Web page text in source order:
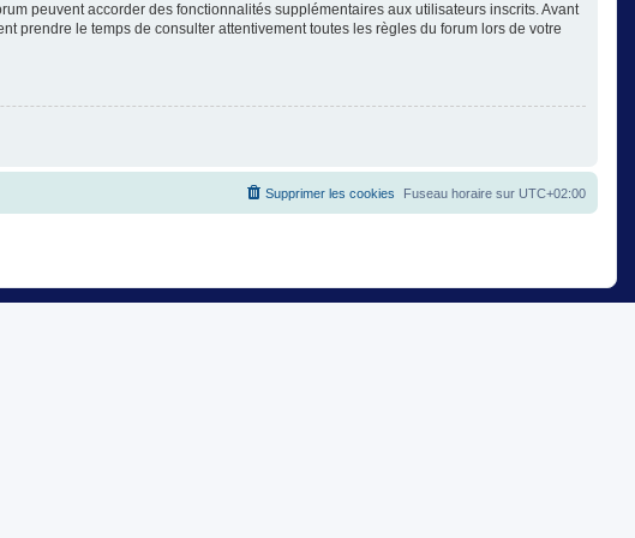
peuvent accorder des fonctionnalités supplémentaires aux utilisateurs inscrits. Avant
prendre le temps de consulter attentivement toutes les règles du forum lors de votre
Fuseau horaire sur UTC+02:00
Supprimer les cookies